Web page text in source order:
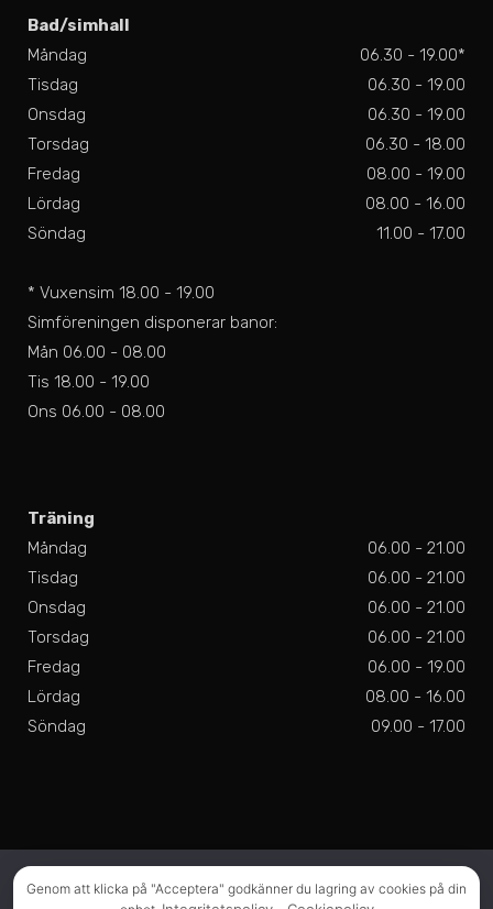
Bad/simhall
Måndag
06.30 - 19.00*
Tisdag
06.30 - 19.00
Onsdag
06.30 - 19.00
Torsdag
06.30 - 18.00
Fredag
08.00 - 19.00
Lördag
08.00 - 16.00
Söndag
11.00 - 17.00
* Vuxensim 18.00 - 19.00
Simföreningen disponerar banor:
Mån 06.00 - 08.00
Tis 18.00 - 19.00
Ons 06.00 - 08.00
Träning
Måndag
06.00 - 21.00
Tisdag
06.00 - 21.00
Onsdag
06.00 - 21.00
Torsdag
06.00 - 21.00
Fredag
06.00 - 19.00
Lördag
08.00 - 16.00
Söndag
09.00 - 17.00
upplevelsen på vår webbplats. Om du fortsätter att använda
Genom att klicka på "Acceptera" godkänner du lagring av cookies på din